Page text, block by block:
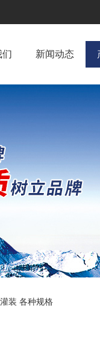
们 新闻动态
装 各种规格